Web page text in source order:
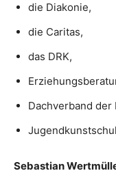
die Diakonie,
die Caritas,
das DRK,
Dachverband
Sebastian